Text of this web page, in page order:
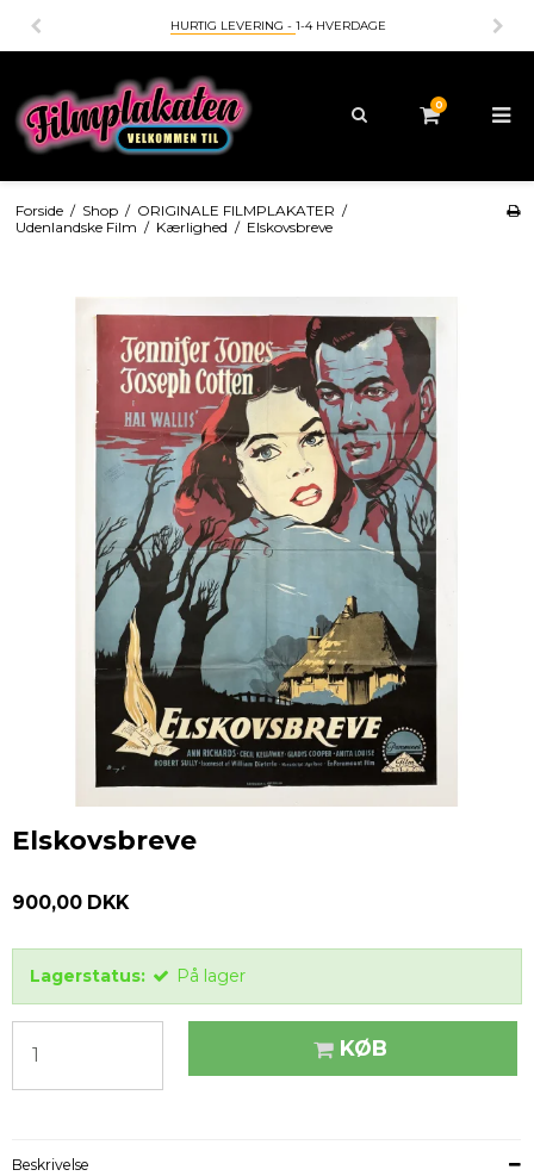
HURTIG LEVERING - 1-4 HVERDAGE
0
Forside / Shop / ORIGINALE FILMPLAKATER /
Udenlandske Film / Kærlighed / Elskovsbreve
Elskovsbreve
900,00 DKK
Lagerstatus: På lager
KØB
Beskrivelse